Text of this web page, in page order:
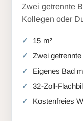
Zwei getrennte
Kollegen oder
15 m²
Zwei
Eigenes Bad
32-Zoll-
Kostenfreies